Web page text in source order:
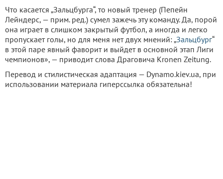
Что касается „Зальцбурга“, то новый тренер (Пепейн
Лейндерс, — прим. ред.) сумел зажечь эту команду. Да, порой
она играет в слишком закрытый футбол, а иногда и легко
пропускает голы, но для меня нет двух мнений: „Зальцбург“
в этой паре явный фаворит и выйдет в основной этап Лиги
чемпионов», — приводит слова Драговича Kronen Zeitung.
Перевод и стилистическая адаптация — Dynamo.kiev.ua, при
использовании материала гиперссылка обязательна!